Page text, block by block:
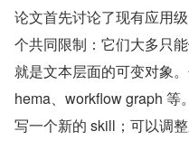
论文首先讨论了现有应用
个共同限制：它们大多只
就是文本层面的可变对象
hema、workflow graph 等
写一个新的 skill；可以调